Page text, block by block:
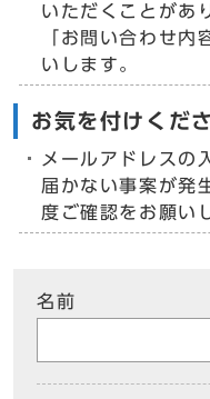
いただくことがあ
「お問い合わせ内
いします。
お気を付けくだ
メールアドレスの
届かない事案が発
度ご確認をお願い
名前